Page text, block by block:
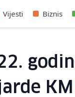
Vijesti Biznis
KM